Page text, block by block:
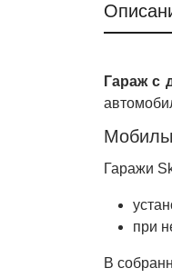
Гараж с
Гаражи
при
В